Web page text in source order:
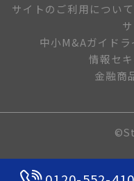
サイトのご利用について
中小M&Aガイド
情報セ
金融商